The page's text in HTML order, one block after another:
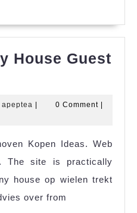
House Guest
apeptea apeptea0 Comment
Kopen Ideas. Web
The site is practically
house op wielen trekt
over from